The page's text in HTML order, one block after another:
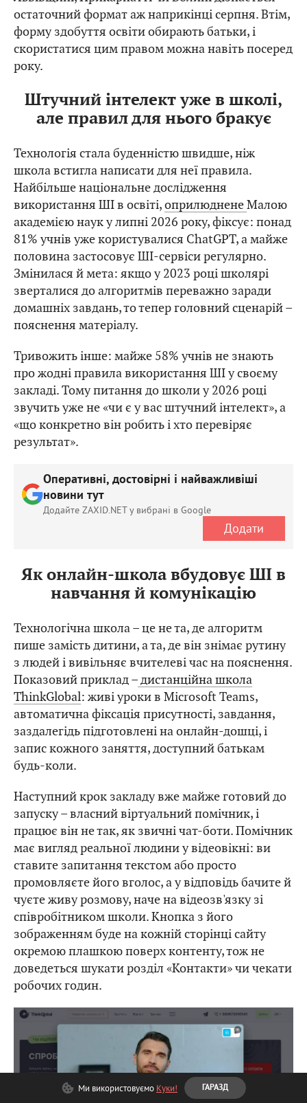
форму здобуття освіти обирають батьки, і
скористатися цим правом можна навіть посеред
року.
але правил для нього бракує
школа встигла написати для неї правила.
Найбільше національне дослідження
використання ШІ в освіті,оприлюднене
академією наук у липні 2026 року, фіксує: понад
81% учнів уже користувалися ChatGPT, а майже
половина застосовує ШІ-сервіси регулярно.
Змінилася й мета: якщо у 2023 році школярі
зверталися до алгоритмів переважно заради
домашніх завдань, то тепер головний сценарій –
пояснення матеріалу.
про жодні правила використання ШІ у своєму
закладі. Тому питання до школи у 2026 році
звучить уже не «чи є у вас штучний інтелект», а
«що конкретно він робить і хто перевіряє
результат».
новини тут
Додайте ZAXID.NET у вибрані в Google
Додати
навчання й комунікацію
пише замість дитини, а та, де він знімає рутину
з людей і вивільняє вчителеві час на пояснення.
Показовий приклад –дистанційна школа
ThinkGlobal: живі уроки в Microsoft Teams,
автоматична фіксація присутності, завдання,
заздалегідь підготовлені на онлайн-дошці, і
запис кожного заняття, доступний батькам
будь-коли.
запуску – власний віртуальний помічник, і
працює він не так, як звичні чат-боти. Помічник
має вигляд реальної людини у відеовікні: ви
ставите запитання текстом або просто
промовляєте його вголос, а у відповідь бачите й
чуєте живу розмову, наче на відеозв'язку зі
співробітником школи. Кнопка з його
зображенням буде на кожній сторінці сайту
окремою плашкою поверх контенту, тож не
доведеться шукати розділ «Контакти» чи чекати
робочих годин.
Ми використовуємо Куки! ГАРАЗД